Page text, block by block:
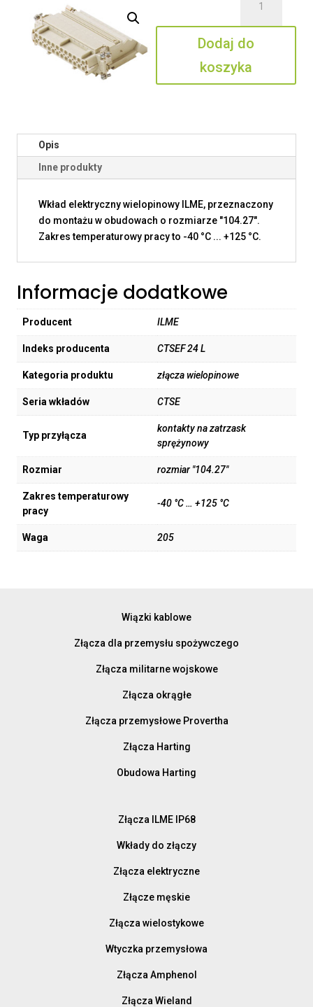
CTSEF
24
L
Dodaj do
koszyka
Opis
Inne produkty
Wkład elektryczny wielopinowy ILME, przeznaczony
do montażu w obudowach o rozmiarze "104.27".
Zakres temperaturowy pracy to -40 °C ... +125 °C.
Informacje dodatkowe
Producent ILME
Indeks producenta CTSEF 24 L
Kategoria produktu złącza wielopinowe
Seria wkładów CTSE
Typ przyłącza
kontakty na zatrzask
sprężynowy
Rozmiar rozmiar "104.27"
Zakres temperaturowy
pracy
-40 °C … +125 °C
Waga 205
Wiązki kablowe
Złącza dla przemysłu spożywczego
Złącza militarne wojskowe
Złącza okrągłe
Złącza przemysłowe Provertha
Złącza Harting
Obudowa Harting
Złącza ILME IP68
Wkłady do złączy
Złącza elektryczne
Złącze męskie
Złącza wielostykowe
Wtyczka przemysłowa
Złącza Amphenol
Złącza Wieland